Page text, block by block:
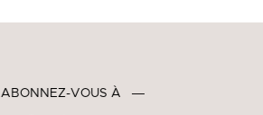
ABONNEZ-VOUS À ―